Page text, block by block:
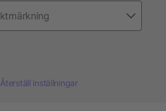
Återställ inställningar